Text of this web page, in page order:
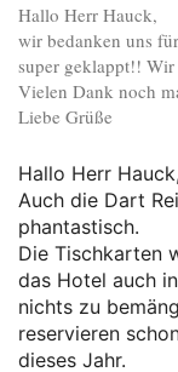
Hallo Herr Hauck,
wir bedanken uns
super geklappt!!
Vielen Dank noch
Liebe Grüße
Hallo Herr Hauck,
Auch die Dart
phantastisch.
Die Tischkarten
das Hotel auch
nichts zu
reservieren
dieses Jahr.